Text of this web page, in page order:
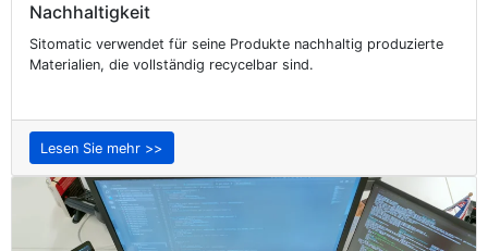
Nachhaltigkeit
Sitomatic verwendet für seine Produkte nachhaltig produzierte
Materialien, die vollständig recycelbar sind.
Lesen Sie mehr >>